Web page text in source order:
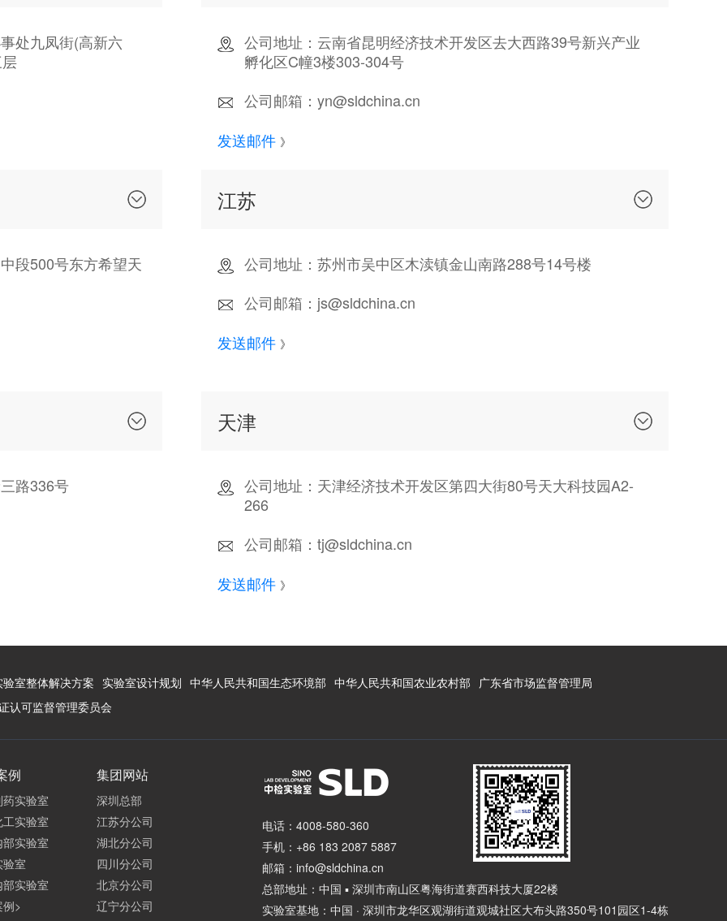
处九凤街(高新六
公司地址：云南省昆明经济技术开发区去大西路39号新兴产业
孵化区C幢3楼303-304号
公司邮箱：yn@sldchina.cn
发送邮件 》
段500号东方希望天
江苏
公司地址：苏州市吴中区木渎镇金山南路288号14号楼
公司邮箱：js@sldchina.cn
发送邮件 》
路336号
天津
公司地址：天津经济技术开发区第四大街80号天大科技园A2-
266
公司邮箱：tj@sldchina.cn
发送邮件 》
验室整体解决方案 实验室设计规划 中华人民共和国生态环境部 中华人民共和国农业农村部 广东省市场监督管理局
认可监督管理委员会
例
实验室
实验室
实验室
室
实验室
>
集团网站
深圳总部
江苏分公司
湖北分公司
四川分公司
北京分公司
辽宁分公司
电话：4008-580-360
手机：+86 183 2087 5887
邮箱：info@sldchina.cn
总部地址：中国 ▪ 深圳市南山区粤海街道赛西科技大厦22楼
实验室基地：中国 · 深圳市龙华区观湖街道观城社区大布头路350号101园区1-4栋